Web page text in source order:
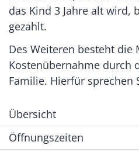
das Kind 3 Jahre alt wird,
gezahlt.
Des Weiteren besteht die
Kostenübernahme durch
Familie. Hierfür sprechen
Übersicht
Öffnungszeiten